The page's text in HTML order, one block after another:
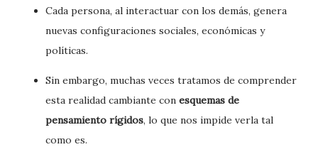
Cada persona, al interactuar con los demás, genera
nuevas configuraciones sociales, económicas y
políticas.
Sin embargo, muchas veces tratamos de comprender
esta realidad cambiante con esquemas de
pensamiento rígidos, lo que nos impide verla tal
como es.